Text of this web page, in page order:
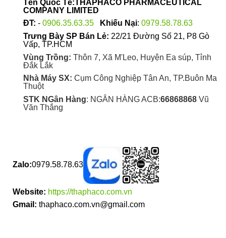
trang
sản
Tên Quốc Tế:THAPHACO PHARMACEUTICAL
COMPANY LIMITED
ĐT: - 0906.35.63.35 Khiếu Nại: 0979.58.78.63
Trưng Bày SP Bán Lẻ: 22/21 Đường Số 21, P8 Gò
Vấp, TP.HCM
Vùng Trồng: Thôn 7, Xã M'Leo, Huyện Ea súp, Tỉnh
Đắk Lắk
Nhà Máy SX: Cụm Công Nghiệp Tân An, TP.Buôn Ma
Thuột
STK NGân Hàng: NGÂN HÀNG ACB:66868868Vũ
Văn Thắng
Zalo:0979.58.78.63
Website: https://thaphaco.com.vn
Gmail: thaphaco.com.vn@gmail.com